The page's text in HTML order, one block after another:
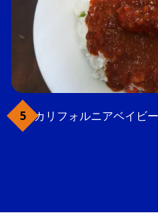
カリフォルニアベイビー